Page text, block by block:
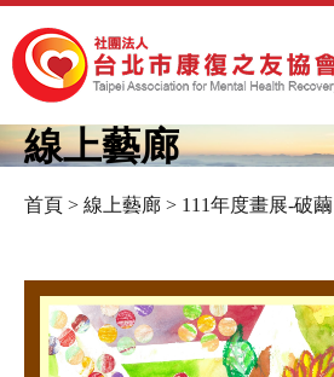
線上藝廊
您
在
這
首頁 > 線上藝廊 > 111年度畫展-破繭